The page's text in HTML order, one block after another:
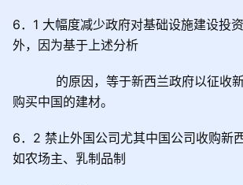
6． 1 大幅度减少政府对基础设施建设投
外，因为基于上述分析
的原因，等于新西兰政府以征收
购买中国的建材。
6． 2 禁止外国公司尤其中国公司收购新
如农场主、乳制品制